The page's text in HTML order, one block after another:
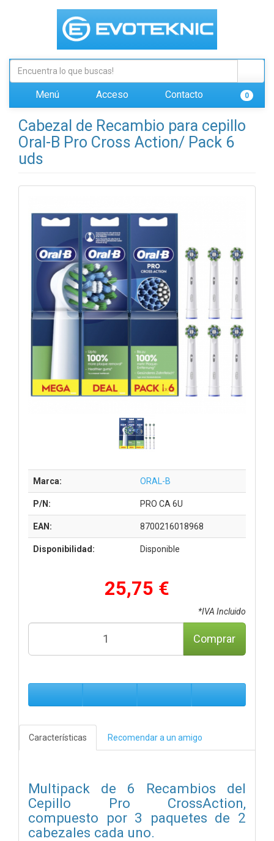
Menú Acceso Contacto 0
Cabezal de Recambio para cepillo
Oral-B Pro Cross Action/ Pack 6
uds
Marca: ORAL-B
P/N: PRO CA 6U
EAN: 8700216018968
Disponibilidad: Disponible
25,75 €
*IVA Incluido
Comprar
Características Recomendar a un amigo
Multipack de 6 Recambios del
Cepillo Pro CrossAction,
compuesto por 3 paquetes de 2
cabezales cada uno.